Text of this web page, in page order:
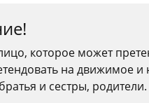
которое может
на движимое
и сестры, родители.